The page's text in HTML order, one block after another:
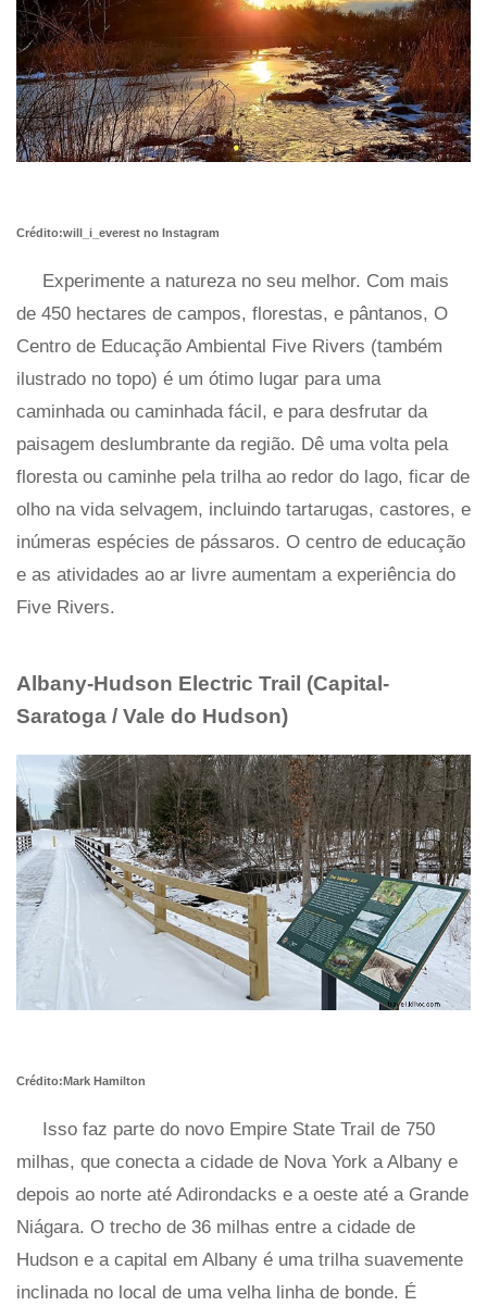
Crédito:will_i_everest no Instagram
Experimente a natureza no seu melhor. Com mais
de 450 hectares de campos, florestas, e pântanos, O
Centro de Educação Ambiental Five Rivers (também
ilustrado no topo) é um ótimo lugar para uma
caminhada ou caminhada fácil, e para desfrutar da
paisagem deslumbrante da região. Dê uma volta pela
floresta ou caminhe pela trilha ao redor do lago, ficar de
olho na vida selvagem, incluindo tartarugas, castores, e
inúmeras espécies de pássaros. O centro de educação
e as atividades ao ar livre aumentam a experiência do
Five Rivers.
Albany-Hudson Electric Trail (Capital-
Saratoga / Vale do Hudson)
Crédito:Mark Hamilton
Isso faz parte do novo Empire State Trail de 750
milhas, que conecta a cidade de Nova York a Albany e
depois ao norte até Adirondacks e a oeste até a Grande
Niágara. O trecho de 36 milhas entre a cidade de
Hudson e a capital em Albany é uma trilha suavemente
inclinada no local de uma velha linha de bonde. É